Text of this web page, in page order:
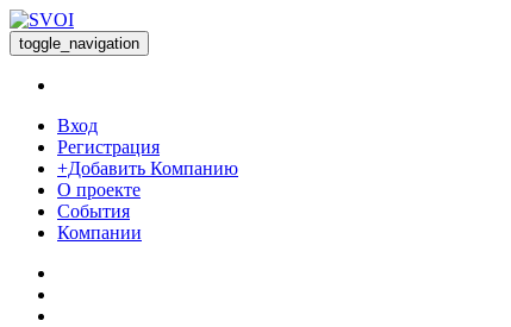
toggle_navigation
Вход
Регистрация
+Добавить Компанию
О проекте
События
Компании